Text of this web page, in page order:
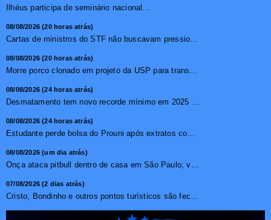
Ilhéus participa de seminário nacional sobre turismo sustentável e captação de investimentos
08/08/2026 (20 horas atrás)
Cartas de ministros do STF não buscavam pressionar, diz pr...
08/08/2026 (20 horas atrás)
Morre porco clonado em projeto da USP para transplante de �...
08/08/2026 (24 horas atrás)
Desmatamento tem novo recorde mínimo em 2025 na mata atlâ...
08/08/2026 (24 horas atrás)
Estudante perde bolsa do Prouni após extratos com apostas ...
08/08/2026 (um dia atrás)
Onça ataca pitbull dentro de casa em São Paulo; vídeo ...
07/08/2026 (2 dias atrás)
Cristo, Bondinho e outros pontos turísticos são fechados ...